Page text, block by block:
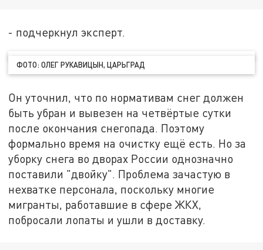
- подчеркнул эксперт.
ФОТО: ОЛЕГ РУКАВИЦЫН, ЦАРЬГРАД
Он уточнил, что по нормативам снег должен
быть убран и вывезен на четвёртые сутки
после окончания снегопада. Поэтому
формально время на очистку ещё есть. Но за
уборку снега во дворах России однозначно
поставили "двойку". Проблема зачастую в
нехватке персонала, поскольку многие
мигранты, работавшие в сфере ЖКХ,
побросали лопаты и ушли в доставку.